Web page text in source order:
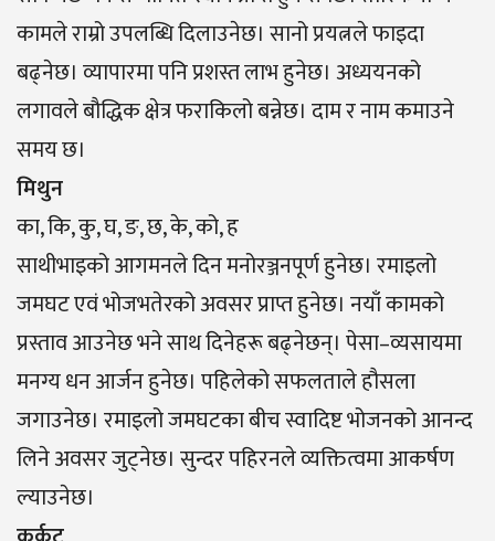
कामले राम्रो उपलब्धि दिलाउनेछ। सानो प्रयत्नले फाइदा
बढ्नेछ। व्यापारमा पनि प्रशस्त लाभ हुनेछ। अध्ययनको
लगावले बौद्धिक क्षेत्र फराकिलो बन्नेछ। दाम र नाम कमाउने
समय छ।
मिथुन
का, कि, कु, घ, ङ, छ, के, को, ह
साथीभाइको आगमनले दिन मनोरञ्जनपूर्ण हुनेछ। रमाइलो
जमघट एवं भोजभतेरको अवसर प्राप्त हुनेछ। नयाँ कामको
प्रस्ताव आउनेछ भने साथ दिनेहरू बढ्नेछन्। पेसा–व्यसायमा
मनग्य धन आर्जन हुनेछ। पहिलेको सफलताले हौसला
जगाउनेछ। रमाइलो जमघटका बीच स्वादिष्ट भोजनको आनन्द
लिने अवसर जुट्नेछ। सुन्दर पहिरनले व्यक्तित्वमा आकर्षण
ल्याउनेछ।